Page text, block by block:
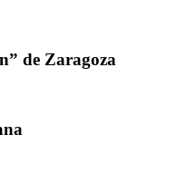
de Zaragoza